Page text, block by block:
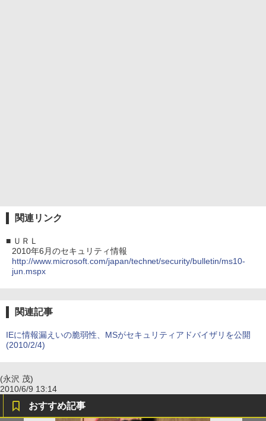
関連リンク
■ ＵＲＬ
2010年6月のセキュリティ情報
http://www.microsoft.com/japan/technet/security/bulletin/ms10-
jun.mspx
関連記事
IEに情報漏えいの脆弱性、MSがセキュリティアドバイザリを公開
(2010/2/4)
(永沢 茂)
2010/6/9 13:14
おすすめ記事